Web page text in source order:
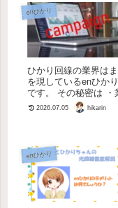
enひかり
ひかり回線の業界は
を現しているenひか
です。 その秘密は ・
し。解約の際の違約
カスタマーセ...
2026.07.05 hikarin
enひかり